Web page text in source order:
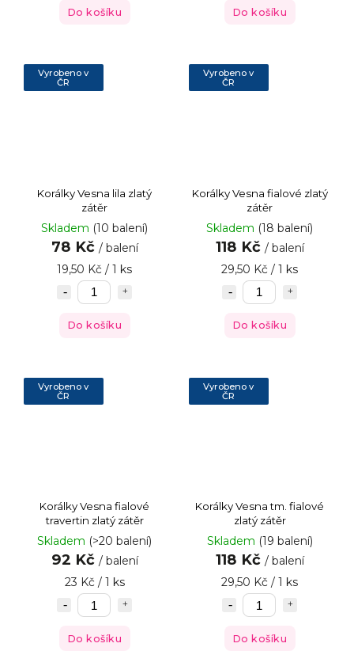
Do košíku Do košíku
Vyrobeno v
ČR
Korálky Vesna lila zlatý
zátěr
Skladem (10 balení)
78 Kč / balení
19,50 Kč / 1 ks
Do košíku
Vyrobeno v
ČR
Korálky Vesna fialové zlatý
zátěr
Skladem (18 balení)
118 Kč / balení
29,50 Kč / 1 ks
Do košíku
Vyrobeno v
ČR
Korálky Vesna fialové
travertin zlatý zátěr
Skladem (>20 balení)
92 Kč / balení
23 Kč / 1 ks
Do košíku
Vyrobeno v
ČR
Korálky Vesna tm. fialové
zlatý zátěr
Skladem (19 balení)
118 Kč / balení
29,50 Kč / 1 ks
Do košíku